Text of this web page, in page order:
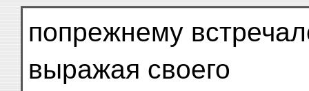
попрежнему
выражая своего